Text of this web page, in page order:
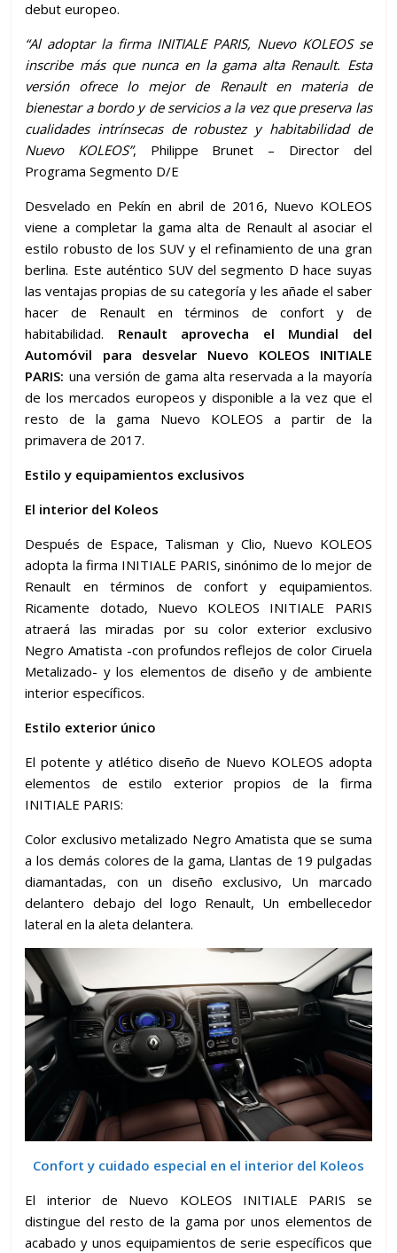
debut europeo.
“Al adoptar la firma INITIALE PARIS, Nuevo KOLEOS se
inscribe más que nunca en la gama alta Renault. Esta
versión ofrece lo mejor de Renault en materia de
bienestar a bordo y de servicios a la vez que preserva las
cualidades intrínsecas de robustez y habitabilidad de
Nuevo KOLEOS”, Philippe Brunet – Director del
Programa Segmento D/E
Desvelado en Pekín en abril de 2016, Nuevo KOLEOS
viene a completar la gama alta de Renault al asociar el
estilo robusto de los SUV y el refinamiento de una gran
berlina. Este auténtico SUV del segmento D hace suyas
las ventajas propias de su categoría y les añade el saber
hacer de Renault en términos de confort y de
habitabilidad. Renault aprovecha el Mundial del
Automóvil para desvelar Nuevo KOLEOS INITIALE
PARIS: una versión de gama alta reservada a la mayoría
de los mercados europeos y disponible a la vez que el
resto de la gama Nuevo KOLEOS a partir de la
primavera de 2017.
Estilo y equipamientos exclusivos
El interior del Koleos
Después de Espace, Talisman y Clio, Nuevo KOLEOS
adopta la firma INITIALE PARIS, sinónimo de lo mejor de
Renault en términos de confort y equipamientos.
Ricamente dotado, Nuevo KOLEOS INITIALE PARIS
atraerá las miradas por su color exterior exclusivo
Negro Amatista -con profundos reflejos de color Ciruela
Metalizado- y los elementos de diseño y de ambiente
interior específicos.
Estilo exterior único
El potente y atlético diseño de Nuevo KOLEOS adopta
elementos de estilo exterior propios de la firma
INITIALE PARIS:
Color exclusivo metalizado Negro Amatista que se suma
a los demás colores de la gama, Llantas de 19 pulgadas
diamantadas, con un diseño exclusivo, Un marcado
delantero debajo del logo Renault, Un embellecedor
lateral en la aleta delantera.
Confort y cuidado especial en el interior del Koleos
El interior de Nuevo KOLEOS INITIALE PARIS se
distingue del resto de la gama por unos elementos de
acabado y unos equipamientos de serie específicos que